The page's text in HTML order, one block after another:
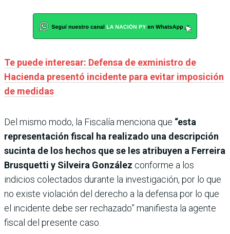
Te puede interesar: Defensa de exministro de
Hacienda presentó incidente para evitar imposición
de medidas
Del mismo modo, la Fiscalía menciona que “esta
representación fiscal ha realizado una descripción
sucinta de los hechos que se les atribuyen a Ferreira
Brusquetti y Silveira González conforme a los
indicios colectados durante la investigación, por lo que
no existe violación del derecho a la defensa por lo que
el incidente debe ser rechazado” manifiesta la agente
fiscal del presente caso.